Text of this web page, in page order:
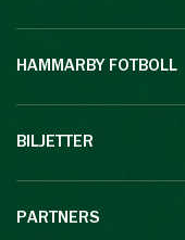
HAMMARBY FOTBOLL
BILJETTER
PARTNERS